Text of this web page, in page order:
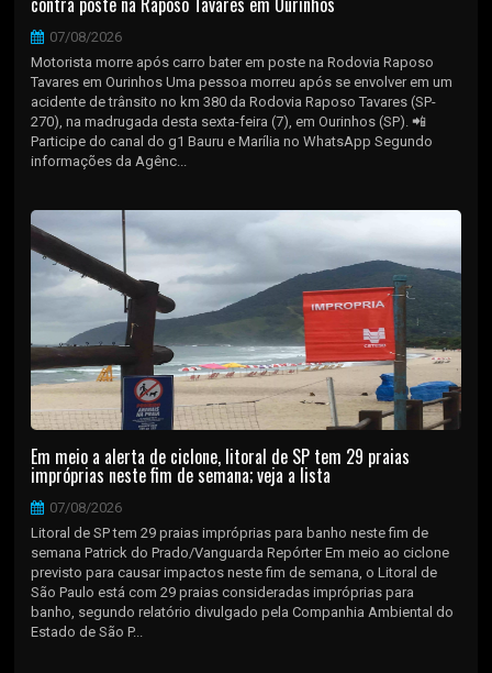
07/08/2026
Motorista morre após carro bater em poste na Rodovia Raposo
Tavares em Ourinhos Uma pessoa morreu após se envolver em um
acidente de trânsito no km 380 da Rodovia Raposo Tavares (SP-
270), na madrugada desta sexta-feira (7), em Ourinhos (SP). 📲
Participe do canal do g1 Bauru e Marília no WhatsApp Segundo
informações da Agênc...
Em meio a alerta de ciclone, litoral de SP tem 29 praias
impróprias neste fim de semana; veja a lista
07/08/2026
Litoral de SP tem 29 praias impróprias para banho neste fim de
semana Patrick do Prado/Vanguarda Repórter Em meio ao ciclone
previsto para causar impactos neste fim de semana, o Litoral de
São Paulo está com 29 praias consideradas impróprias para
banho, segundo relatório divulgado pela Companhia Ambiental do
Estado de São P...